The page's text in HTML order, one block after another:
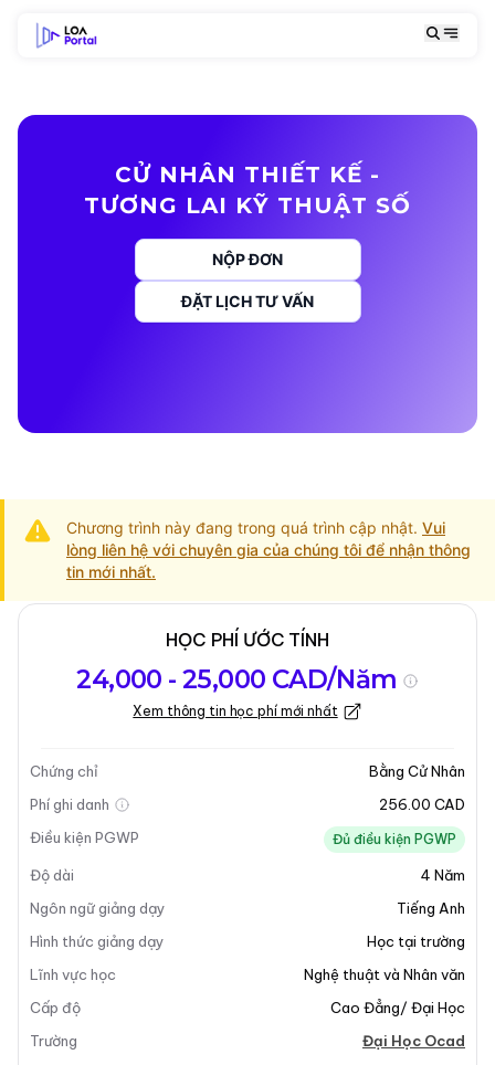
CỬ NHÂN THIẾT KẾ -
TƯƠNG LAI KỸ THUẬT SỐ
NỘP ĐƠN
ĐẶT LỊCH TƯ VẤN
Chương trình này đang trong quá trình cập nhật. Vui
lòng liên hệ với chuyên gia của chúng tôi để nhận thông
tin mới nhất.
chương trình
Học
Kỳ nhập học
Cập nhật lần cuối vào 13-05-2025
Tổng quan về chương trình
HỌC PHÍ ƯỚC TÍNH
24,000 - 25,000 CAD/Năm
Xem thông tin học phí mới nhất
Chứng chỉ
Bằng Cử Nhân
Phí ghi danh
256.00 CAD
Điều kiện PGWP
Đủ điều kiện PGWP
Độ dài 4 Năm
Ngôn ngữ giảng dạy
Tiếng Anh
Hình thức giảng dạy
Học tại trường
Lĩnh vực học
Nghệ thuật và Nhân văn
Cấp độ
Cao Đẳng/ Đại Học
Trường
Đại Học Ocad